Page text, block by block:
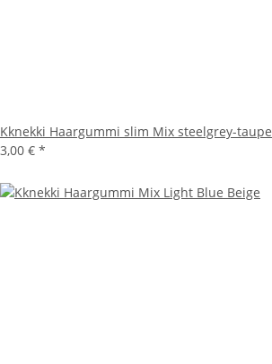
Kknekki Haargummi slim Mix steelgrey-taupe
3,00 € *